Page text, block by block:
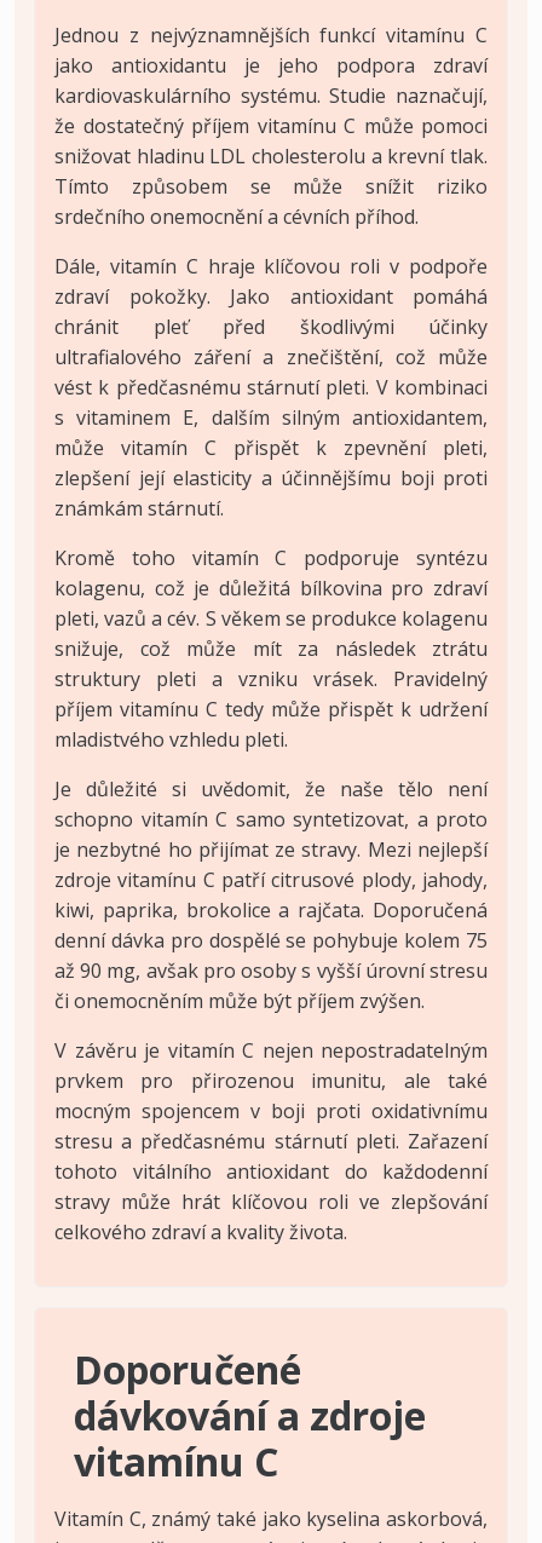
Jednou z nejvýznamnějších funkcí vitamínu C
jako antioxidantu je jeho podpora zdraví
kardiovaskulárního systému. Studie naznačují,
že dostatečný příjem vitamínu C může pomoci
snižovat hladinu LDL cholesterolu a krevní tlak.
Tímto způsobem se může snížit riziko
srdečního onemocnění a cévních příhod.
Dále, vitamín C hraje klíčovou roli v podpoře
zdraví pokožky. Jako antioxidant pomáhá
chránit pleť před škodlivými účinky
ultrafialového záření a znečištění, což může
vést k předčasnému stárnutí pleti. V kombinaci
s vitaminem E, dalším silným antioxidantem,
může vitamín C přispět k zpevnění pleti,
zlepšení její elasticity a účinnějšímu boji proti
známkám stárnutí.
Kromě toho vitamín C podporuje syntézu
kolagenu, což je důležitá bílkovina pro zdraví
pleti, vazů a cév. S věkem se produkce kolagenu
snižuje, což může mít za následek ztrátu
struktury pleti a vzniku vrásek. Pravidelný
příjem vitamínu C tedy může přispět k udržení
mladistvého vzhledu pleti.
Je důležité si uvědomit, že naše tělo není
schopno vitamín C samo syntetizovat, a proto
je nezbytné ho přijímat ze stravy. Mezi nejlepší
zdroje vitamínu C patří citrusové plody, jahody,
kiwi, paprika, brokolice a rajčata. Doporučená
denní dávka pro dospělé se pohybuje kolem 75
až 90 mg, avšak pro osoby s vyšší úrovní stresu
či onemocněním může být příjem zvýšen.
V závěru je vitamín C nejen nepostradatelným
prvkem pro přirozenou imunitu, ale také
mocným spojencem v boji proti oxidativnímu
stresu a předčasnému stárnutí pleti. Zařazení
tohoto vitálního antioxidant do každodenní
stravy může hrát klíčovou roli ve zlepšování
celkového zdraví a kvality života.
Doporučené
dávkování a zdroje
vitamínu C
Vitamín C, známý také jako kyselina askorbová,